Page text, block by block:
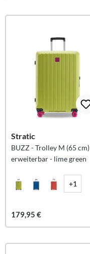
Stratic
BUZZ - Trolley M (65 cm)
erweiterbar - lime green
+1
179,95 €